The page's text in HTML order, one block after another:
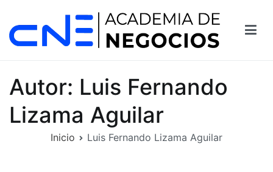
contenido
Autor: Luis Fernando
Lizama Aguilar
Inicio Luis Fernando Lizama Aguilar